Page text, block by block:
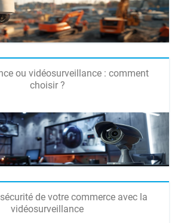
ou vidéosurveillance : comment
choisir ?
de votre commerce avec la
vidéosurveillance